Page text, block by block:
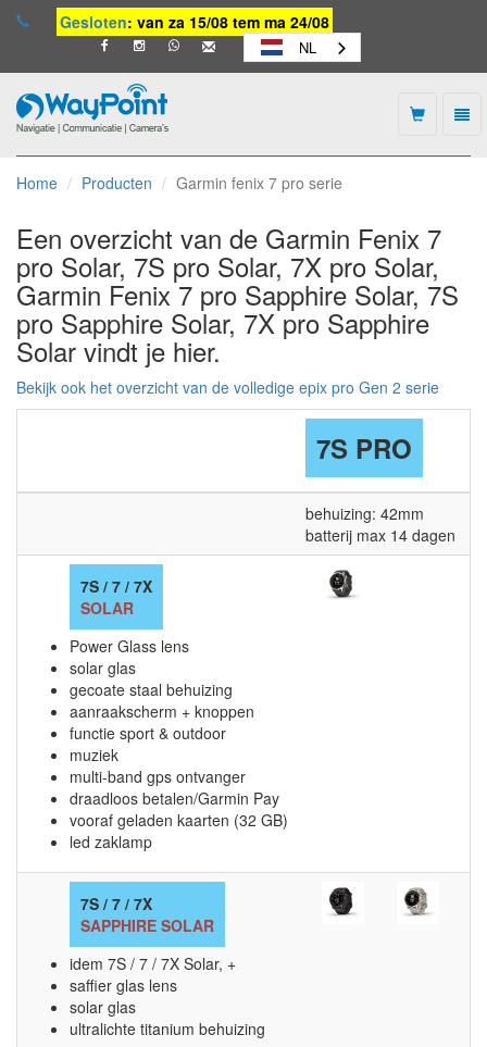
Gesloten: van za 15/08 tem ma 24/08
NL
-
naar
Home Producten Garmin fenix 7 pro serie
Een overzicht van de Garmin Fenix 7
pro Solar, 7S pro Solar, 7X pro Solar,
Garmin Fenix 7 pro Sapphire Solar, 7S
pro Sapphire Solar, 7X pro Sapphire
Solar vindt je hier.
Bekijk ook het overzicht van de volledige epix pro Gen 2 serie
7S PRO
behuizing: 42mm
batterij max 14 dagen
7S / 7 / 7X
SOLAR
Power Glass lens
solar glas
gecoate staal behuizing
aanraakscherm + knoppen
functie sport & outdoor
muziek
multi-band gps ontvanger
draadloos betalen/Garmin Pay
vooraf geladen kaarten (32 GB)
led zaklamp
7S / 7 / 7X
SAPPHIRE SOLAR
idem 7S / 7 / 7X Solar, +
saffier glas lens
solar glas
ultralichte titanium behuizing